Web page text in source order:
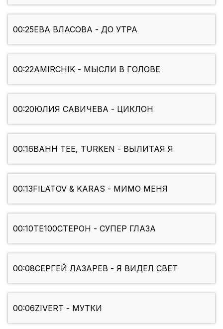
00:25ЕВА ВЛАСОВА - ДО УТРА
00:22AMIRCHIK - МЫСЛИ В ГОЛОВЕ
00:20ЮЛИЯ САВИЧЕВА - ЦИКЛОН
00:16BAHH TEE, TURKEN - ВЫЛИТАЯ Я
00:13FILATOV & KARAS - МИМО МЕНЯ
00:10ТЕ100СТЕРОН - СУПЕР ГЛАЗА
00:08СЕРГЕЙ ЛАЗАРЕВ - Я ВИДЕЛ СВЕТ
00:06ZIVERT - МУТКИ